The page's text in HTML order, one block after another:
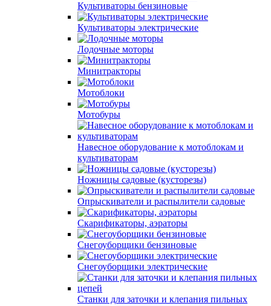
Культиваторы бензиновые
Культиваторы электрические
Лодочные моторы
Минитракторы
Мотоблоки
Мотобуры
Навесное оборудование к мотоблокам и
культиваторам
Ножницы садовые (кусторезы)
Опрыскиватели и распылители садовые
Скарификаторы, аэраторы
Снегоуборщики бензиновые
Снегоуборщики электрические
Станки для заточки и клепания пильных